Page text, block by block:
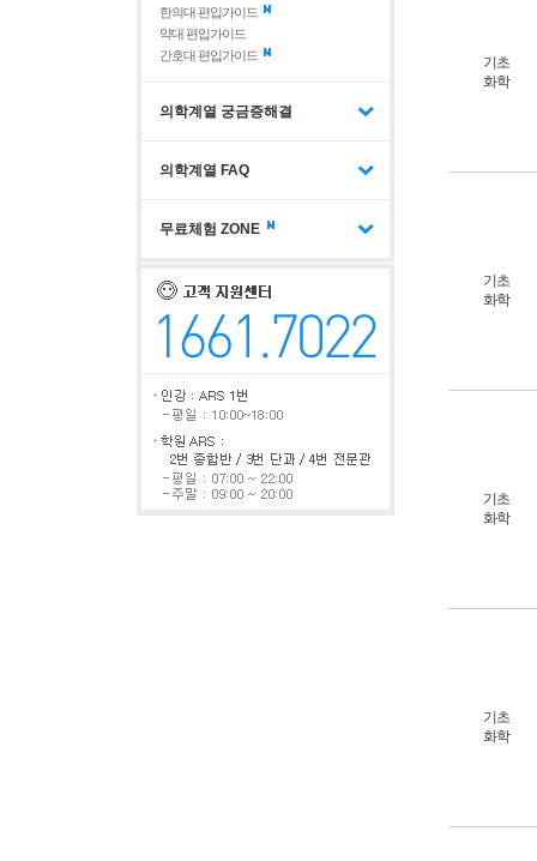
한의대 편입가이드
약대 편입가이드
간호대 편입가이드
의학계열 궁금증해결
의학계열 FAQ
무료체험 ZONE
기초
화학
기초
화학
기초
화학
기초
화학